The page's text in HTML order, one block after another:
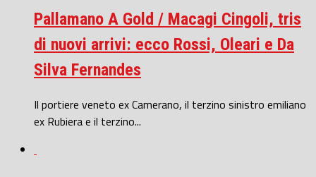
Pallamano A Gold / Macagi Cingoli, tris
di nuovi arrivi: ecco Rossi, Oleari e Da
Silva Fernandes
Il portiere veneto ex Camerano, il terzino sinistro emiliano
ex Rubiera e il terzino...